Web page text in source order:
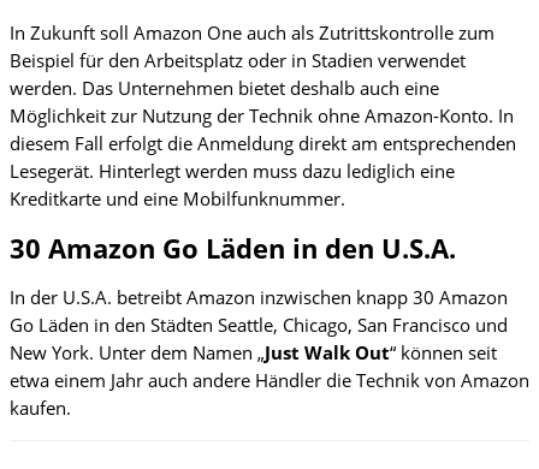
In Zukunft soll Amazon One auch als Zutrittskontrolle zum
Beispiel für den Arbeitsplatz oder in Stadien verwendet
werden. Das Unternehmen bietet deshalb auch eine
Möglichkeit zur Nutzung der Technik ohne Amazon-Konto. In
diesem Fall erfolgt die Anmeldung direkt am entsprechenden
Lesegerät. Hinterlegt werden muss dazu lediglich eine
Kreditkarte und eine Mobilfunknummer.
30 Amazon Go Läden in den U.S.A.
In der U.S.A. betreibt Amazon inzwischen knapp 30 Amazon
Go Läden in den Städten Seattle, Chicago, San Francisco und
New York. Unter dem Namen „Just Walk Out“ können seit
etwa einem Jahr auch andere Händler die Technik von Amazon
kaufen.